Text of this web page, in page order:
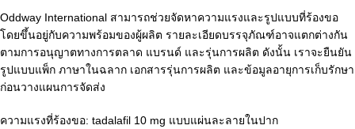
Oddway International สามารถช่วยจัดหาความแรงและรูปแบบที่ร้องขอ
โดยขึ้นอยู่กับความพร้อมของผู้ผลิต รายละเอียดบรรจุภัณฑ์อาจแตกต่างกัน
ตามการอนุญาตทางการตลาด แบรนด์ และรุ่นการผลิต ดังนั้น เราจะยืนยัน
รูปแบบแพ็ก ภาษาในฉลาก เอกสารรุ่นการผลิต และข้อมูลอายุการเก็บรักษา
ก่อนวางแผนการจัดส่ง
ความแรงที่ร้องขอ: tadalafil 10 mg แบบแผ่นละลายในปาก